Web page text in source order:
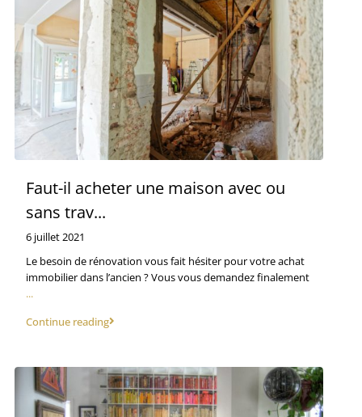
Faut-il acheter une maison avec ou
sans trav...
6 juillet 2021
Le besoin de rénovation vous fait hésiter pour votre achat
immobilier dans l’ancien ? Vous vous demandez finalement
...
Continue reading